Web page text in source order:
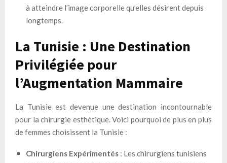
à atteindre l’image corporelle qu’elles désirent depuis
longtemps.
La Tunisie : Une Destination
Privilégiée pour
l’Augmentation Mammaire
La Tunisie est devenue une destination incontournable
pour la chirurgie esthétique. Voici pourquoi de plus en plus
de femmes choisissent la Tunisie :
Chirurgiens Expérimentés : Les chirurgiens tunisiens